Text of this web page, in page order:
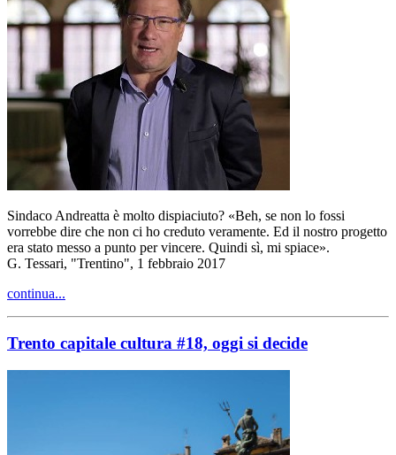
Sindaco Andreatta è molto dispiaciuto? «Beh, se non lo fossi
vorrebbe dire che non ci ho creduto veramente. Ed il nostro progetto
era stato messo a punto per vincere. Quindi sì, mi spiace».
G. Tessari, "Trentino", 1 febbraio 2017
continua...
Trento capitale cultura #18, oggi si decide